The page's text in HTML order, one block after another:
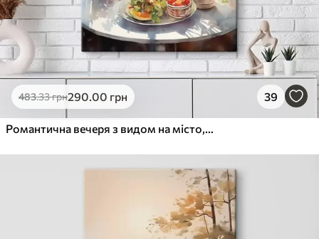
483.33грн290.00 грн 39
Романтична вечеря з видом на місто, акварель, флористика